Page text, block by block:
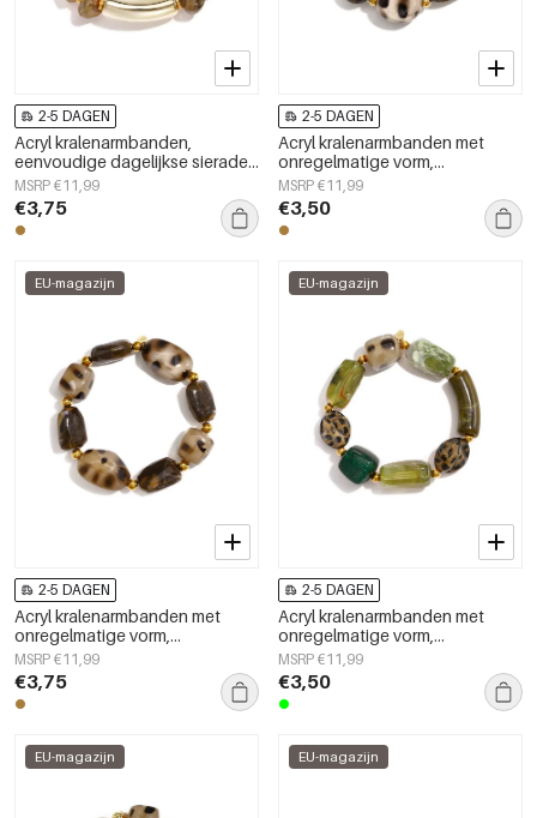
2-5 DAGEN
Acryl kralenarmbanden,
eenvoudige dagelijkse sieraden
uit de Simple Series voor dames.
MSRP €11,99
€3,75
2-5 DAGEN
Acryl kralenarmbanden met
onregelmatige vorm,
eenvoudige, alledaagse serie,
damessieraden
MSRP €11,99
€3,50
EU-magazijn
2-5 DAGEN
Acryl kralenarmbanden met
onregelmatige vorm,
eenvoudige, alledaagse serie,
damessieraden
MSRP €11,99
€3,75
EU-magazijn
2-5 DAGEN
Acryl kralenarmbanden met
onregelmatige vorm,
eenvoudige, alledaagse serie,
damessieraden
MSRP €11,99
€3,50
EU-magazijn EU-magazijn